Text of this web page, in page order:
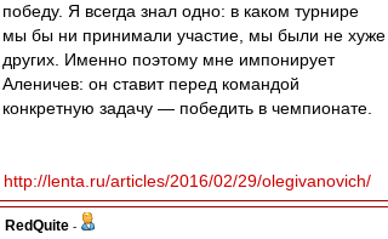
победу. Я всегда знал одно: в каком турнире
мы бы ни принимали участие, мы были не хуже
других. Именно поэтому мне импонирует
Аленичев: он ставит перед командой
конкретную задачу — победить в чемпионате.
http://lenta.ru/articles/2016/02/29/olegivanovich/
RedQuite -